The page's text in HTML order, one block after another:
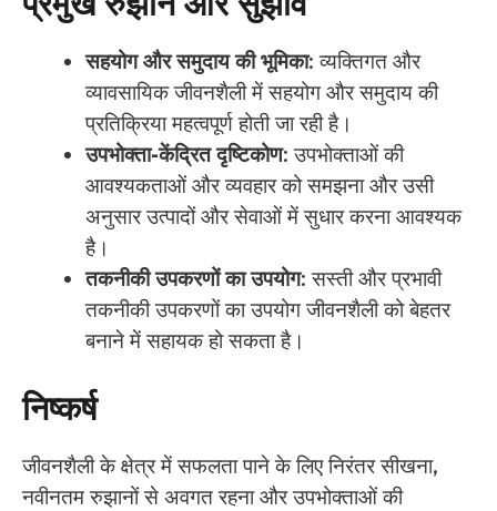
सहयोग और समुदाय की भूमिका: व्यक्तिगत और
व्यावसायिक जीवनशैली में सहयोग और समुदाय की
प्रतिक्रिया महत्वपूर्ण होती जा रही है।
उपभोक्ता-केंद्रित दृष्टिकोण: उपभोक्ताओं की
आवश्यकताओं और व्यवहार को समझना और उसी
अनुसार उत्पादों और सेवाओं में सुधार करना आवश्यक
है।
तकनीकी उपकरणों का उपयोग: सस्ती और प्रभावी
तकनीकी उपकरणों का उपयोग जीवनशैली को बेहतर
बनाने में सहायक हो सकता है।
निष्कर्ष
जीवनशैली के क्षेत्र में सफलता पाने के लिए निरंतर सीखना,
नवीनतम रुझानों से अवगत रहना और उपभोक्ताओं की